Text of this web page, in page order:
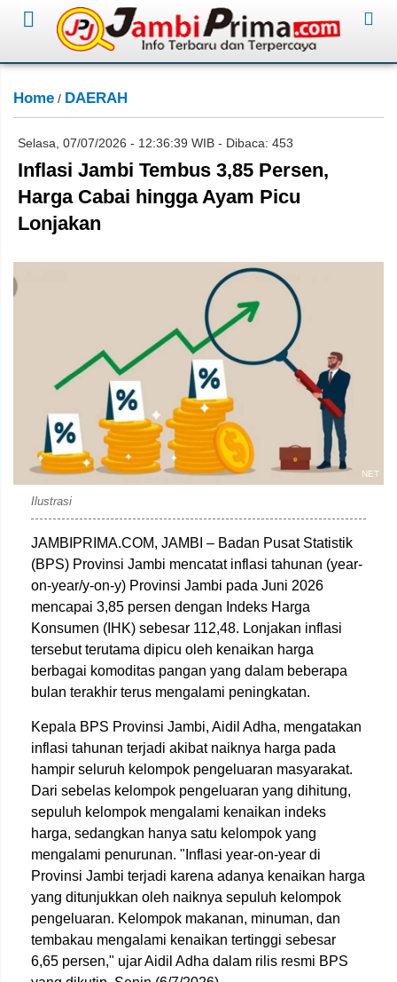
Home / DAERAH
Selasa, 07/07/2026 - 12:36:39 WIB - Dibaca: 453
Inflasi Jambi Tembus 3,85 Persen,
Harga Cabai hingga Ayam Picu
Lonjakan
NET
Ilustrasi
JAMBIPRIMA.COM, JAMBI – Badan Pusat Statistik
(BPS) Provinsi Jambi mencatat inflasi tahunan (year-
on-year/y-on-y) Provinsi Jambi pada Juni 2026
mencapai 3,85 persen dengan Indeks Harga
Konsumen (IHK) sebesar 112,48. Lonjakan inflasi
tersebut terutama dipicu oleh kenaikan harga
berbagai komoditas pangan yang dalam beberapa
bulan terakhir terus mengalami peningkatan.
Kepala BPS Provinsi Jambi, Aidil Adha, mengatakan
inflasi tahunan terjadi akibat naiknya harga pada
hampir seluruh kelompok pengeluaran masyarakat.
Dari sebelas kelompok pengeluaran yang dihitung,
sepuluh kelompok mengalami kenaikan indeks
harga, sedangkan hanya satu kelompok yang
mengalami penurunan. "Inflasi year-on-year di
Provinsi Jambi terjadi karena adanya kenaikan harga
yang ditunjukkan oleh naiknya sepuluh kelompok
pengeluaran. Kelompok makanan, minuman, dan
tembakau mengalami kenaikan tertinggi sebesar
6,65 persen," ujar Aidil Adha dalam rilis resmi BPS